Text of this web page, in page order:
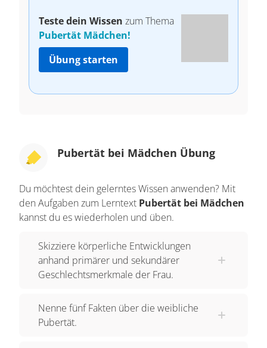
Teste dein Wissen zum Thema
Pubertät Mädchen!
Übung starten
Pubertät bei Mädchen Übung
Du möchtest dein gelerntes Wissen anwenden? Mit
den Aufgaben zum Lerntext Pubertät bei Mädchen
kannst du es wiederholen und üben.
Skizziere körperliche Entwicklungen
anhand primärer und sekundärer
Geschlechtsmerkmale der Frau.
Nenne fünf Fakten über die weibliche
Pubertät.